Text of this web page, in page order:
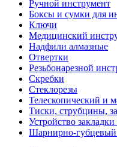
Ручной инструмент
Боксы и сумки для
Ключи
Медицинский
Надфили алмазные
Отвертки
Резьбонарезной
Скребки
Стеклорезы
Телескопический и
Тиски, струбцины,
Устройство
Шарнирно-губцевый